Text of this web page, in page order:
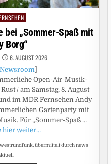
bei „Sommer-Spaß mit
Borg“
6. AUGUST 2026
Newsroom
Open-Air-Musik-
/ am Samstag, 8. August
im MDR Fernsehen Andy
Gartenparty mit
Für „Sommer-Spaß …
hier weiter…
übermittelt durch news